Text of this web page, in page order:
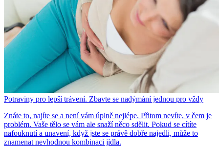
Potraviny pro lepší trávení. Zbavte se nadýmání jednou pro vždy
Znáte to, najíte se a není vám úplně nejlépe. Přitom nevíte, v čem je
problém. Vaše tělo se vám ale snaží něco sdělit. Pokud se cítíte
nafouknutí a unavení, když jste se právě dobře najedli, může to
znamenat nevhodnou kombinaci jídla.